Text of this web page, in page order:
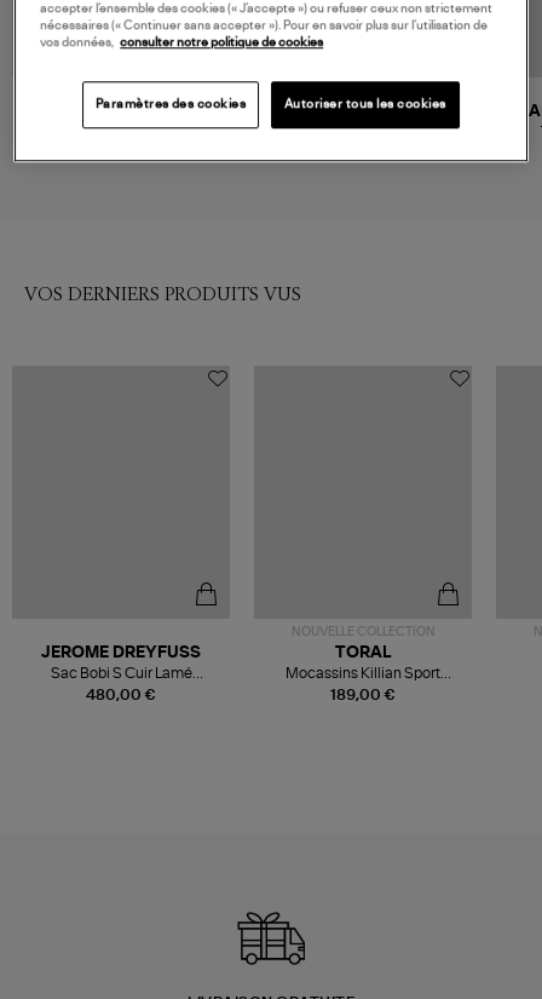
SAMSOE SAMSOE
Top Sathea Black
SAMSOE SAMSOE
Top Sahoy Black
VOS DERNIERS PRODUITS VUS
480,00 €
JEROME DREYFUSS
Sac Bobi S Cuir Lamé
Champagne
NOUVELLE COLLECTION
189,00 €
TORAL
Mocassins Killian Sport
Mousse
accepter l’ensemble des cookies (« J’accepte ») ou refuser ceux non strictement
nécessaires (« Continuer sans accepter »). Pour en savoir plus sur l’utilisation de
vos données, consulter notre politique de cookies
Paramètres des cookies Autoriser tous les cookies